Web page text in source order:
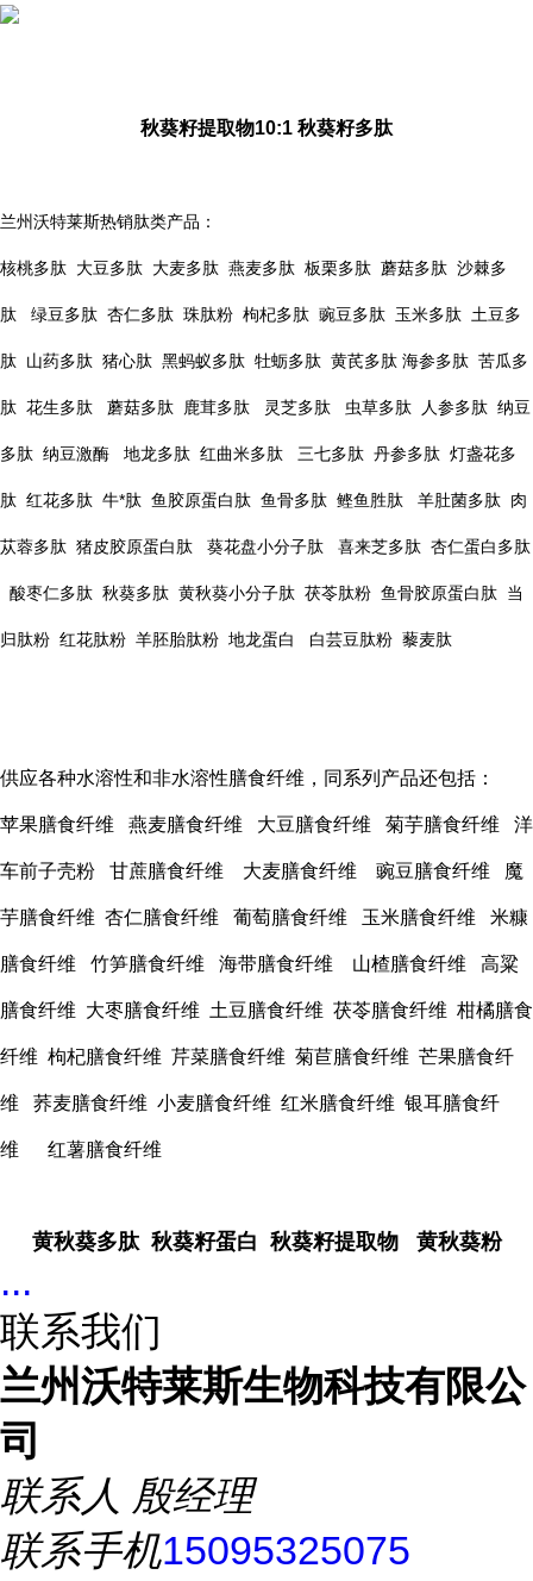
秋葵籽提取物10:1 秋葵籽多肽
兰州沃特莱斯热销肽类产品：
核桃多肽 大豆多肽 大麦多肽 燕麦多肽 板栗多肽 蘑菇多肽 沙棘多
肽 绿豆多肽 杏仁多肽 珠肽粉 枸杞多肽 豌豆多肽 玉米多肽 土豆多
肽 山药多肽 猪心肽 黑蚂蚁多肽 牡蛎多肽 黄芪多肽 海参多肽 苦瓜多
肽 花生多肽 蘑菇多肽 鹿茸多肽 灵芝多肽 虫草多肽 人参多肽 纳豆
多肽 纳豆激酶 地龙多肽 红曲米多肽 三七多肽 丹参多肽 灯盏花多
肽 红花多肽 牛*肽 鱼胶原蛋白肽 鱼骨多肽 鲣鱼胜肽 羊肚菌多肽 肉
苁蓉多肽 猪皮胶原蛋白肽 葵花盘小分子肽 喜来芝多肽 杏仁蛋白多肽
酸枣仁多肽 秋葵多肽 黄秋葵小分子肽 茯苓肽粉 鱼骨胶原蛋白肽 当
归肽粉 红花肽粉 羊胚胎肽粉 地龙蛋白 白芸豆肽粉 藜麦肽
供应各种水溶性和非水溶性膳食纤维，同系列产品还包括：
苹果膳食纤维 燕麦膳食纤维 大豆膳食纤维 菊芋膳食纤维 洋
车前子壳粉 甘蔗膳食纤维 大麦膳食纤维 豌豆膳食纤维 魔
芋膳食纤维 杏仁膳食纤维 葡萄膳食纤维 玉米膳食纤维 米糠
膳食纤维 竹笋膳食纤维 海带膳食纤维 山楂膳食纤维 高粱
膳食纤维 大枣膳食纤维 土豆膳食纤维 茯苓膳食纤维 柑橘膳食
纤维 枸杞膳食纤维 芹菜膳食纤维 菊苣膳食纤维 芒果膳食纤
维 荞麦膳食纤维 小麦膳食纤维 红米膳食纤维 银耳膳食纤
维 红薯膳食纤维
黄秋葵多肽 秋葵籽蛋白 秋葵籽提取物 黄秋葵粉
...
联系我们
兰州沃特莱斯生物科技有限公
司
联系人 殷经理
联系手机15095325075